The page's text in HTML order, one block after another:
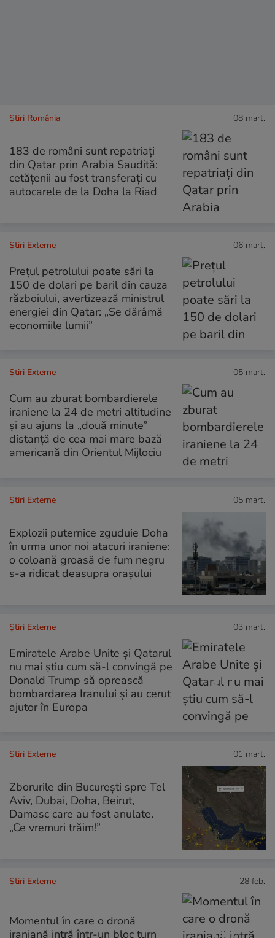
Știri România 08 mart.
183 de români sunt repatriați
din Qatar prin Arabia Saudită:
cetățenii au fost transferați cu
autocarele de la Doha la Riad
Știri Externe 06 mart.
Prețul petrolului poate sări la
150 de dolari pe baril din cauza
războiului, avertizează ministrul
energiei din Qatar: „Se dărâmă
economiile lumii”
Știri Externe 05 mart.
Cum au zburat bombardierele
iraniene la 24 de metri altitudine
și au ajuns la „două minute”
distanță de cea mai mare bază
americană din Orientul Mijlociu
Știri Externe 05 mart.
Explozii puternice zguduie Doha
în urma unor noi atacuri iraniene:
o coloană groasă de fum negru
s-a ridicat deasupra orașului
Știri Externe 03 mart.
Emiratele Arabe Unite și Qatarul
nu mai știu cum să-l convingă pe
Donald Trump să oprească
bombardarea Iranului și au cerut
ajutor în Europa
Știri Externe 01 mart.
Zborurile din București spre Tel
Aviv, Dubai, Doha, Beirut,
Damasc care au fost anulate.
„Ce vremuri trăim!”
Știri Externe 28 feb.
Momentul în care o dronă
iraniană intră într-un bloc turn